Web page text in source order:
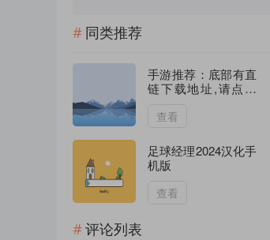
同类推荐
手游推荐：底部有直
链下载地址,请点击
源查看
足球经理2024汉化手
机版
查看
评论列表